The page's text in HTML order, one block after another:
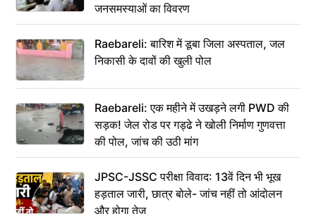
जनसमस्याओं का विवरण
Raebareli: बारिश में डूबा जिला अस्पताल, जल
निकासी के दावों की खुली पोल
Raebareli: एक महीने में उखड़ने लगी PWD की
सड़क! जेल रोड पर गड्ढे ने खोली निर्माण गुणवत्ता
की पोल, जांच की उठी मांग
JPSC-JSSC परीक्षा विवाद: 13वें दिन भी भूख
हड़ताल जारी, छात्र बोले- जांच नहीं तो आंदोलन
और होगा तेज